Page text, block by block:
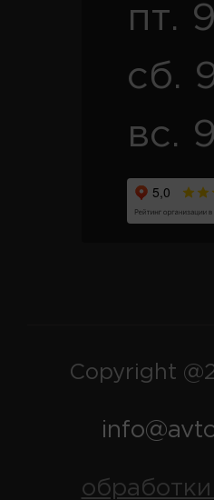
пт.
сб.
вс.
Copyright